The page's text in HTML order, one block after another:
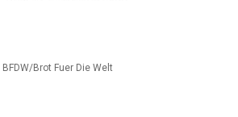
BFDW/Brot Fuer Die Welt